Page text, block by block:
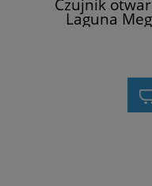
Laguna